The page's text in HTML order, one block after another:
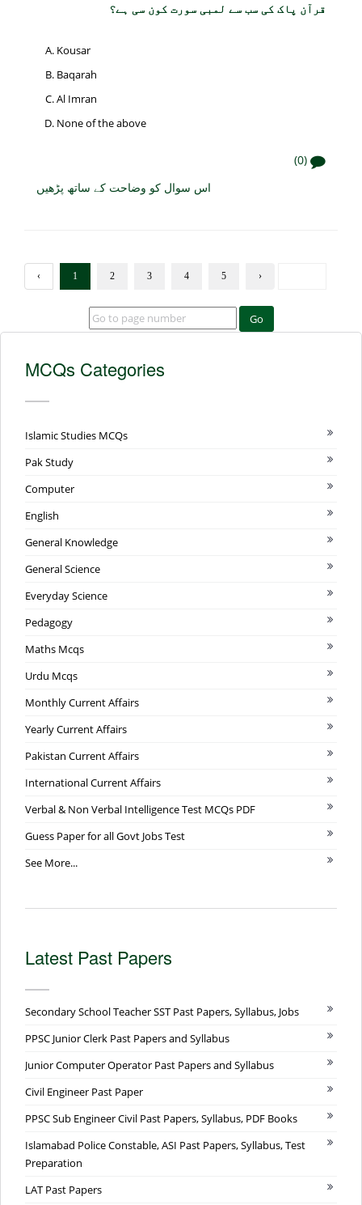
قرآن پاک کی سب سے لمبی سورت کون سی ہے؟
Kousar
Baqarah
Al Imran
None of the above
(0)
اس سوال کو وضاحت کے ساتھ پڑھیں
‹ 1 2 3 4 5 ›
Go
MCQs Categories
Islamic Studies MCQs
Pak Study
Computer
English
General Knowledge
General Science
Everyday Science
Pedagogy
Maths Mcqs
Urdu Mcqs
Monthly Current Affairs
Yearly Current Affairs
Pakistan Current Affairs
International Current Affairs
Verbal & Non Verbal Intelligence Test MCQs PDF
Guess Paper for all Govt Jobs Test
See More...
Latest Past Papers
Secondary School Teacher SST Past Papers, Syllabus, Jobs
PPSC Junior Clerk Past Papers and Syllabus
Junior Computer Operator Past Papers and Syllabus
Civil Engineer Past Paper
PPSC Sub Engineer Civil Past Papers, Syllabus, PDF Books
Islamabad Police Constable, ASI Past Papers, Syllabus, Test
Preparation
LAT Past Papers